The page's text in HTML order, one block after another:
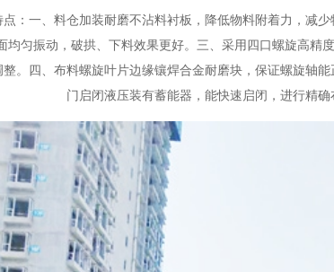
点：一、料仓加装耐磨不沾料衬板，降低物料附着力，减
均匀振动，破拱、下料效果更好。三、采用四口螺旋高精
整。四、布料螺旋叶片边缘镶焊合金耐磨块，保证螺旋轴
门启闭液压装有蓄能器，能快速启闭，进行精